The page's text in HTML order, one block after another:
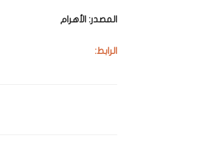
المصدر: الأهرام
الرابط: